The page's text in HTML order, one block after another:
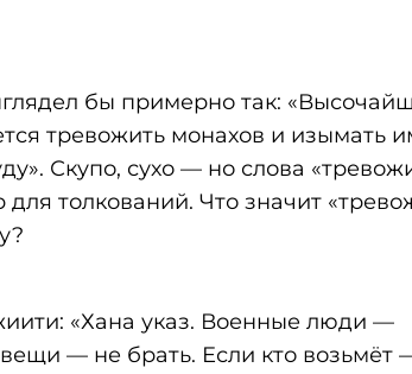
бы примерно так:
тревожить монахов и изымать
Скупо, сухо — но слова
толкований. Что значит
«Хана указ. Военные люди —
— не брать. Если кто возьмёт